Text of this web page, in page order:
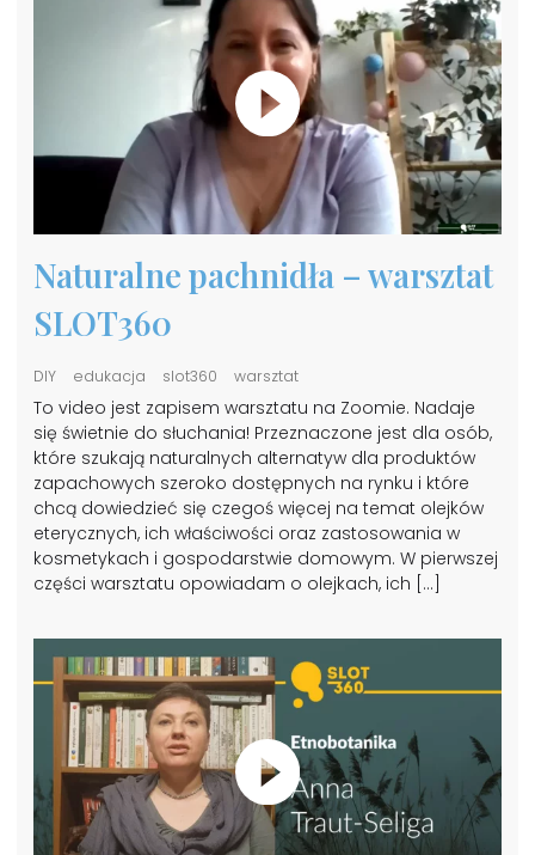
Naturalne pachnidła – warsztat
SLOT360
DIY edukacja slot360 warsztat
To video jest zapisem warsztatu na Zoomie. Nadaje
się świetnie do słuchania! Przeznaczone jest dla osób,
które szukają naturalnych alternatyw dla produktów
zapachowych szeroko dostępnych na rynku i które
chcą dowiedzieć się czegoś więcej na temat olejków
eterycznych, ich właściwości oraz zastosowania w
kosmetykach i gospodarstwie domowym. W pierwszej
części warsztatu opowiadam o olejkach, ich […]